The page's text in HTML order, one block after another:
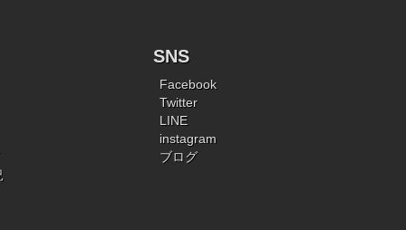
SNS
Facebook
Twitter
LINE
instagram
ブログ